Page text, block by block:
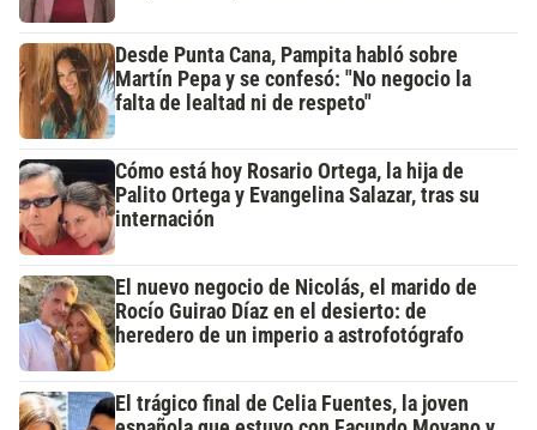
Desde Punta Cana, Pampita habló sobre
Martín Pepa y se confesó: "No negocio la
falta de lealtad ni de respeto"
Cómo está hoy Rosario Ortega, la hija de
Palito Ortega y Evangelina Salazar, tras su
internación
El nuevo negocio de Nicolás, el marido de
Rocío Guirao Díaz en el desierto: de
heredero de un imperio a astrofotógrafo
El trágico final de Celia Fuentes, la joven